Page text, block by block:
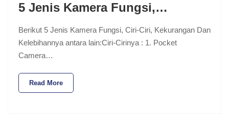
5 Jenis Kamera Fungsi,…
Berikut 5 Jenis Kamera Fungsi, Ciri-Ciri, Kekurangan Dan
Kelebihannya antara lain:Ciri-Cirinya : 1. Pocket
Camera…
Read More